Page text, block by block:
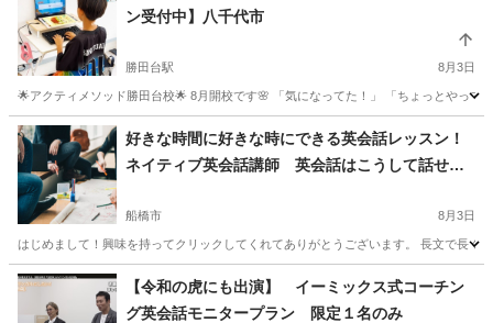
ン受付中】八千代市
勝田台駅 8月3日
🌟アクティメソッド勝田台校🌟 8月開校です🌸 「気になってた！」 「ちょっとやっ
千葉 八千代市 勝田台駅 英語/基礎英語 タッチタイピング
好きな時間に好きな時にできる英会話レッスン！
ネイティブ英会話講師 英会話はこうして話せよ
船橋市 8月3日
はじめまして！興味を持ってクリックしてくれてありがとうございます。 長文で長
千葉 船橋市 英語 敬語
【令和の虎にも出演】 イーミックス式コーチン
グ英会話モニタープラン 限定１名のみ